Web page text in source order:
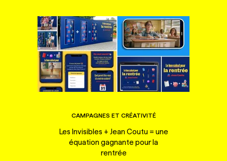
CAMPAGNES ET CRÉATIVITÉ
Les Invisibles + Jean Coutu = une
équation gagnante pour la
rentrée